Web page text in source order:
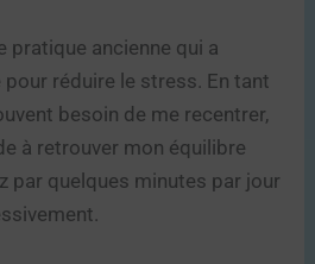
pratique ancienne qui a
réduire le stress. En tant
besoin de me recentrer,
à retrouver mon équilibre
par quelques minutes par jour